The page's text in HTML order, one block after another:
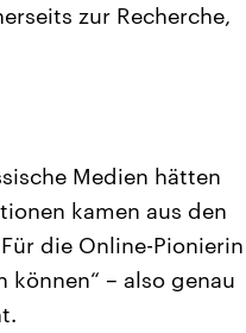
zur Recherche,
Medien hätten
kamen aus den
die Online-Pionierin
können“ – also genau